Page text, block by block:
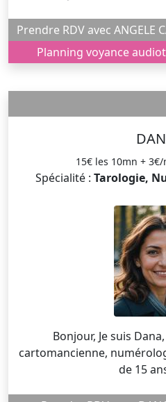
Planning voyance
15€ les 10mn +
Spécialité : Tarologie,
Bonjour, Je suis
cartomancienne,